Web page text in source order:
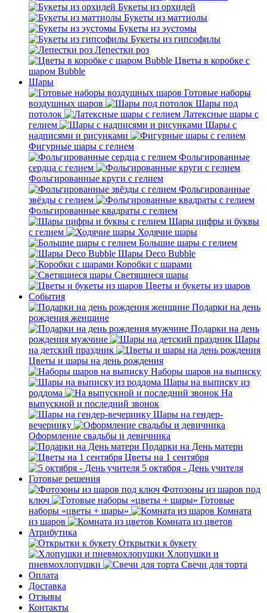
Букеты из орхидей
Букеты из маттиолы
Букеты из эустомы
Букеты из гипсофилы
Лепестки роз
Цветы в коробке с
шаром Bubble
Шары
Готовые наборы
воздушных шаров
Шары под
потолок
Латексные шары с
гелием
Шары с
надписями и рисунками
Фигурные шары с гелием
Фольгированные
сердца с гелием
Фольгированные круги с гелием
Фольгированные
звёзды с гелием
Фольгированные квадраты с гелием
Шары цифры и буквы
с гелием
Ходячие шары
Большие шары с гелием
Шары Deco Bubble
Коробки с шарами
Светящиеся шары
Цветы и букеты из шаров
События
Подарки на день
рождения женщине
Подарки на день
рождения мужчине
Шары
на детский праздник
Цветы и шары на день рождения
Наборы шаров на выписку
Шары на выписку из
роддома
На
выпускной и последний звонок
Шары на гендер-
вечеринку
Оформление свадьбы и девичника
Подарки на День матери
Цветы на 1 сентября
5 октября - День учителя
Готовые решения
Фотозоны из шаров под
ключ
Готовые
наборы «цветы + шары»
Комната
из шаров
Комната из цветов
Атрибутика
Открытки к букету
Хлопушки и
пневмохлопушки
Свечи для торта
Оплата
Доставка
Отзывы
Контакты